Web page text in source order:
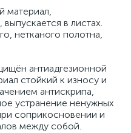
материал,
в листах.
нетканого полотна,
антиадгезионной
стойкий к износу и
антискрипа,
устранение ненужных
соприкосновении и
между собой.